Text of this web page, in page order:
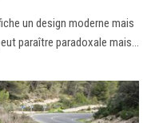
un design moderne mais
paraître paradoxale mais…